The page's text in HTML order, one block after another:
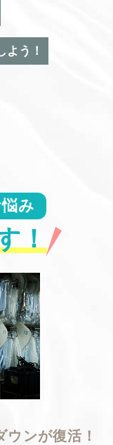
よう！
み
！
ウンが復活！